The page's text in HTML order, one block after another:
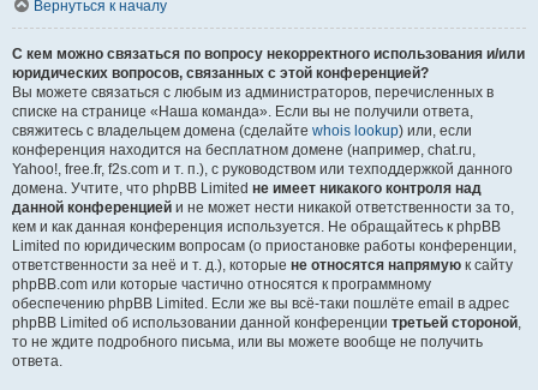
Вернуться к началу
С кем можно связаться по вопросу некорректного использования и/или
юридических вопросов, связанных с этой конференцией?
Вы можете связаться с любым из администраторов, перечисленных в
списке на странице «Наша команда». Если вы не получили ответа,
свяжитесь с владельцем домена (сделайте whois lookup) или, если
конференция находится на бесплатном домене (например, chat.ru,
Yahoo!, free.fr, f2s.com и т. п.), с руководством или техподдержкой данного
домена. Учтите, что phpBB Limited не имеет никакого контроля над
данной конференцией и не может нести никакой ответственности за то,
кем и как данная конференция используется. Не обращайтесь к phpBB
Limited по юридическим вопросам (о приостановке работы конференции,
ответственности за неё и т. д.), которые не относятся напрямую к сайту
phpBB.com или которые частично относятся к программному
обеспечению phpBB Limited. Если же вы всё-таки пошлёте email в адрес
phpBB Limited об использовании данной конференции третьей стороной,
то не ждите подробного письма, или вы можете вообще не получить
ответа.